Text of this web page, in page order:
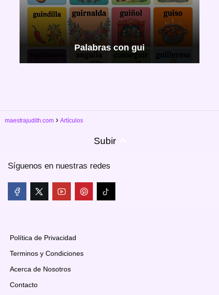
Palabras con gui
maestrajudith.com Artículos
Subir
Síguenos en nuestras redes
Política de Privacidad
Terminos y Condiciones
Acerca de Nosotros
Contacto